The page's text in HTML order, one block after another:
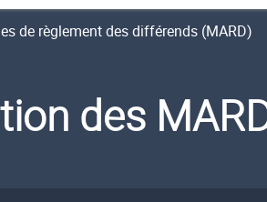
de règlement des différends (MARD)
des